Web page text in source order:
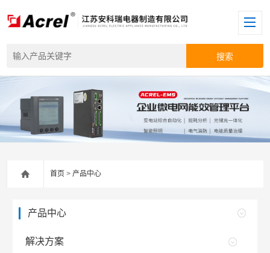
首页 >产品中心
产品中心
解决方案